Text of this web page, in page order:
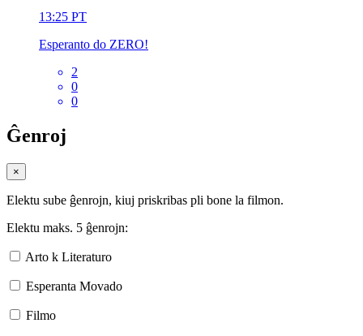
13:25 PT
Esperanto do ZERO!
2
0
0
Ĝenroj
×
Elektu sube ĝenrojn, kiuj priskribas pli bone la filmon.
Elektu maks. 5 ĝenrojn:
Arto k Literaturo
Esperanta Movado
Filmo